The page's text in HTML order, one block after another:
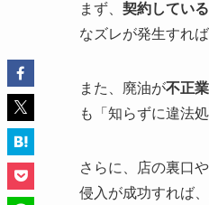
まず、 契約してい
なズレが発生すれ
また、廃油が不正
も「知らずに違法
さらに、店の裏口
侵入が成功すれば